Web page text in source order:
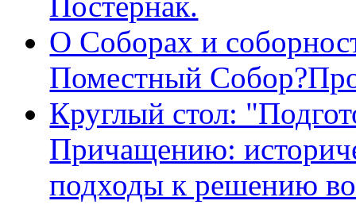
О Соборах и
Поместный
Круглый стол:
Причащению:
подходы к решению